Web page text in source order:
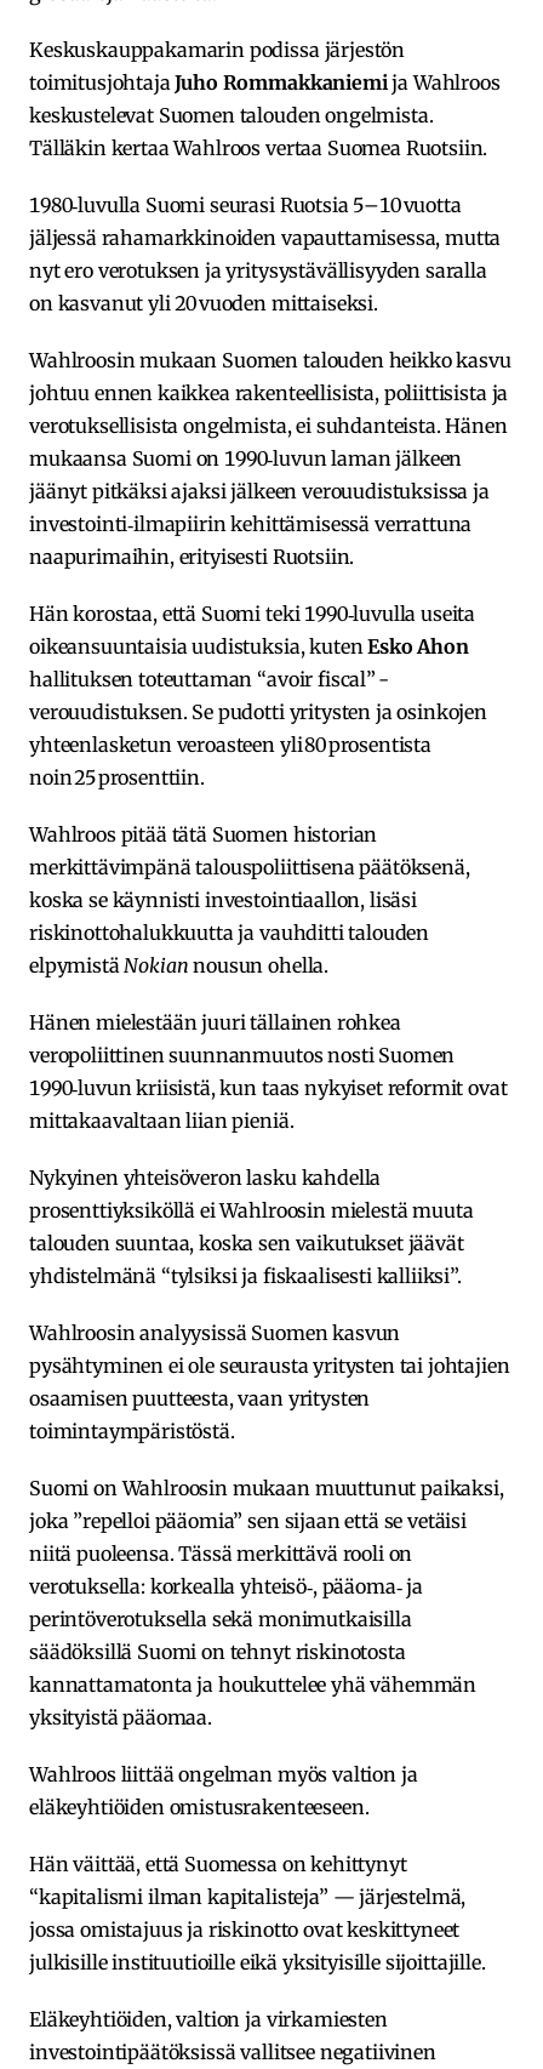
Keskuskauppakamarin podissa järjestön
toimitusjohtajaJuho Rommakkaniemi ja Wahlroos
keskustelevat Suomen talouden ongelmista.
Tälläkin kertaa Wahlroos vertaa Suomea Ruotsiin.
1980‑luvulla Suomi seurasi Ruotsia 5–10 vuotta
jäljessä rahamarkkinoiden vapauttamisessa, mutta
nyt ero verotuksen ja yritysystävällisyyden saralla
on kasvanut yli 20 vuoden mittaiseksi.
Wahlroosin mukaan Suomen talouden heikko kasvu
johtuu ennen kaikkea rakenteellisista, poliittisista ja
verotuksellisista ongelmista, ei suhdanteista. Hänen
mukaansa Suomi on 1990‑luvun laman jälkeen
jäänyt pitkäksi ajaksi jälkeen verouudistuksissa ja
investointi‑ilmapiirin kehittämisessä verrattuna
naapurimaihin, erityisesti Ruotsiin.
Hän korostaa, että Suomi teki 1990‑luvulla useita
oikeansuuntaisia uudistuksia, kutenEsko Ahon
hallituksen toteuttaman “avoir fiscal” -
verouudistuksen. Se pudotti yritysten ja osinkojen
yhteenlasketun veroasteen yli 80 prosentista
noin 25 prosenttiin.
Wahlroos pitää tätä Suomen historian
merkittävimpänä talouspoliittisena päätöksenä,
koska se käynnisti investointiaallon, lisäsi
riskinottohalukkuutta ja vauhditti talouden
elpymistä Nokian nousun ohella.
Hänen mielestään juuri tällainen rohkea
veropoliittinen suunnanmuutos nosti Suomen
1990‑luvun kriisistä, kun taas nykyiset reformit ovat
mittakaavaltaan liian pieniä.
Nykyinen yhteisöveron lasku kahdella
prosenttiyksiköllä ei Wahlroosin mielestä muuta
talouden suuntaa, koska sen vaikutukset jäävät
yhdistelmänä “tylsiksi ja fiskaalisesti kalliiksi”.
Wahlroosin analyysissä Suomen kasvun
pysähtyminen ei ole seurausta yritysten tai johtajien
osaamisen puutteesta, vaan yritysten
toimintaympäristöstä.
Suomi on Wahlroosin mukaan muuttunut paikaksi,
joka ”repelloi pääomia” sen sijaan että se vetäisi
niitä puoleensa. Tässä merkittävä rooli on
verotuksella: korkealla yhteisö‑, pääoma‑ ja
perintöverotuksella sekä monimutkaisilla
säädöksillä Suomi on tehnyt riskinotosta
kannattamatonta ja houkuttelee yhä vähemmän
yksityistä pääomaa.
Wahlroos liittää ongelman myös valtion ja
eläkeyhtiöiden omistusrakenteeseen.
Hän väittää, että Suomessa on kehittynyt
“kapitalismi ilman kapitalisteja” — järjestelmä,
jossa omistajuus ja riskinotto ovat keskittyneet
julkisille instituutioille eikä yksityisille sijoittajille.
Eläkeyhtiöiden, valtion ja virkamiesten
investointipäätöksissä vallitsee negatiivinen